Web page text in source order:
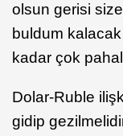
olsun gerisi
buldum
kadar çok
Dolar-Ruble
gidip